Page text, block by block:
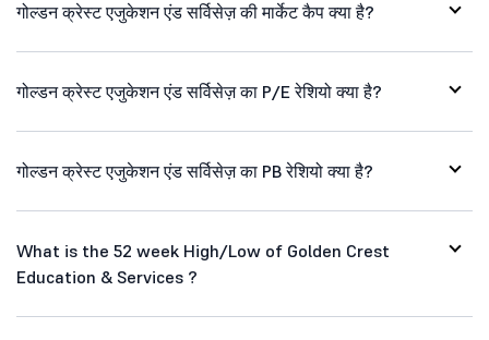
गोल्डन क्रेस्ट एजुकेशन एंड सर्विसेज़ की मार्केट कैप क्या है?
गोल्डन क्रेस्ट एजुकेशन एंड सर्विसेज़ का P/E रेशियो क्या है?
गोल्डन क्रेस्ट एजुकेशन एंड सर्विसेज़ का PB रेशियो क्या है?
What is the 52 week High/Low of Golden Crest
Education & Services ?